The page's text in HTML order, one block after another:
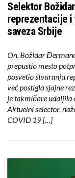
Selektor
reprezentacije i
saveza Srbije
On, Božidar
prepustio mesto
posvetio stvaranju
već postigla sjajne
je takmičare udaljila
Aktuelni selector,
COVID 19 […]